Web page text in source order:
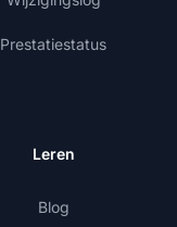
Prestatiestatus
Leren
Blog